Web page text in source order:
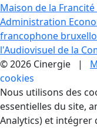
Maison de la Francité
Administration
francophone
l'Audiovisuel de la
© 2026 Cinergie |
cookies
Gestion des
Nous utilisons des
essentielles du site,
Analytics) et intégrer